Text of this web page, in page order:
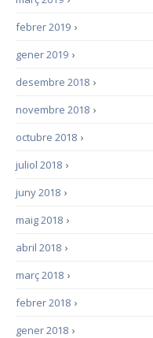
›
febrer 2019
›
gener 2019
›
desembre 2018
›
novembre 2018
›
octubre 2018
›
juliol 2018
›
juny 2018
›
maig 2018
›
abril 2018
›
març 2018
›
febrer 2018
›
gener 2018